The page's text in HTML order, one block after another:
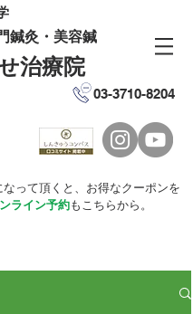
鍼灸・美容鍼
治療院
03-3710-8204
って頂くと、お得なクーポンを
ライン予約もこちらから。